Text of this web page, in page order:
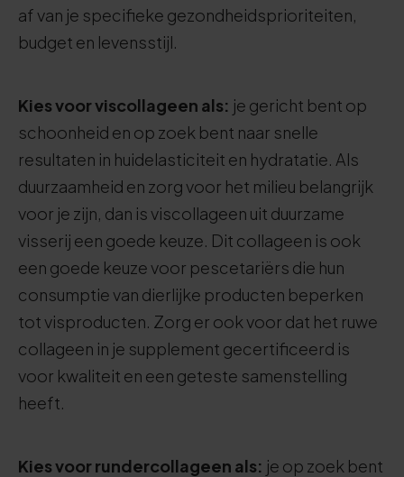
af van je specifieke gezondheidsprioriteiten,
budget en levensstijl.
Kies voor viscollageen als: je gericht bent op
schoonheid en op zoek bent naar snelle
resultaten in huidelasticiteit en hydratatie. Als
duurzaamheid en zorg voor het milieu belangrijk
voor je zijn, dan is viscollageen uit duurzame
visserij een goede keuze. Dit collageen is ook
een goede keuze voor pescetariërs die hun
consumptie van dierlijke producten beperken
tot visproducten. Zorg er ook voor dat het ruwe
collageen in je supplement gecertificeerd is
voor kwaliteit en een geteste samenstelling
heeft.
Kies voor rundercollageen als: je op zoek bent